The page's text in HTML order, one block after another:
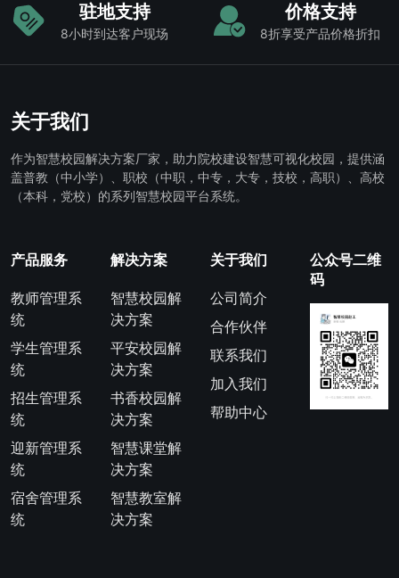
驻地支持
8小时到达客户现场
价格支持
8折享受产品价格折扣
关于我们
作为智慧校园解决方案厂家，助力院校建设智慧可视化校园，提供涵
盖普教（中小学）、职校（中职，中专，大专，技校，高职）、高校
（本科，党校）的系列智慧校园平台系统。
产品服务
教师管理系
统
学生管理系
统
招生管理系
统
迎新管理系
统
宿舍管理系
统
解决方案
智慧校园解
决方案
平安校园解
决方案
书香校园解
决方案
智慧课堂解
决方案
智慧教室解
决方案
关于我们
公司简介
合作伙伴
联系我们
加入我们
帮助中心
公众号二维
码